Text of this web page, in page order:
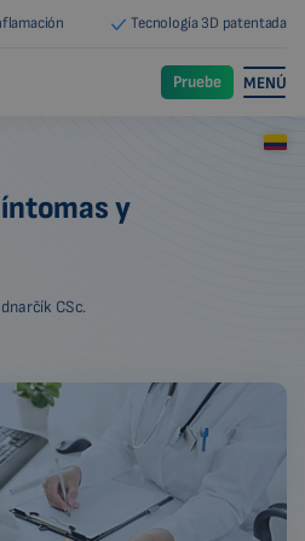
Tecnología 3D patentada
Pruebe MENÚ
y
CSc.